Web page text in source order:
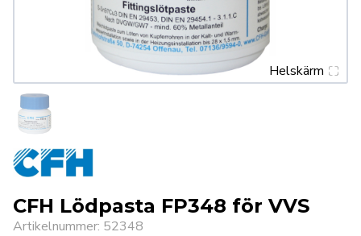
Helskärm
CFH Lödpasta FP348 för VVS
Artikelnummer: 52348